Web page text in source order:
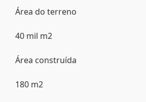
Área do terreno
40 mil m2
Área construída
180 m2